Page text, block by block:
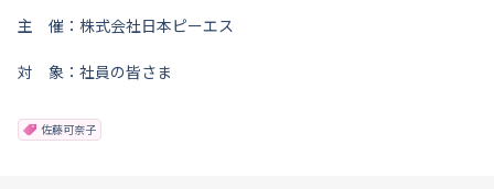
主 催：株式会社日本ピーエス
対 象：社員の皆さま
佐藤可奈子